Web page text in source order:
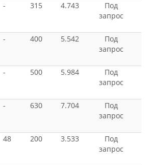
- 315 4.743
Под
запрос
- 400 5.542
Под
запрос
- 500 5.984
Под
запрос
- 630 7.704
Под
запрос
48 200 3.533
Под
запрос